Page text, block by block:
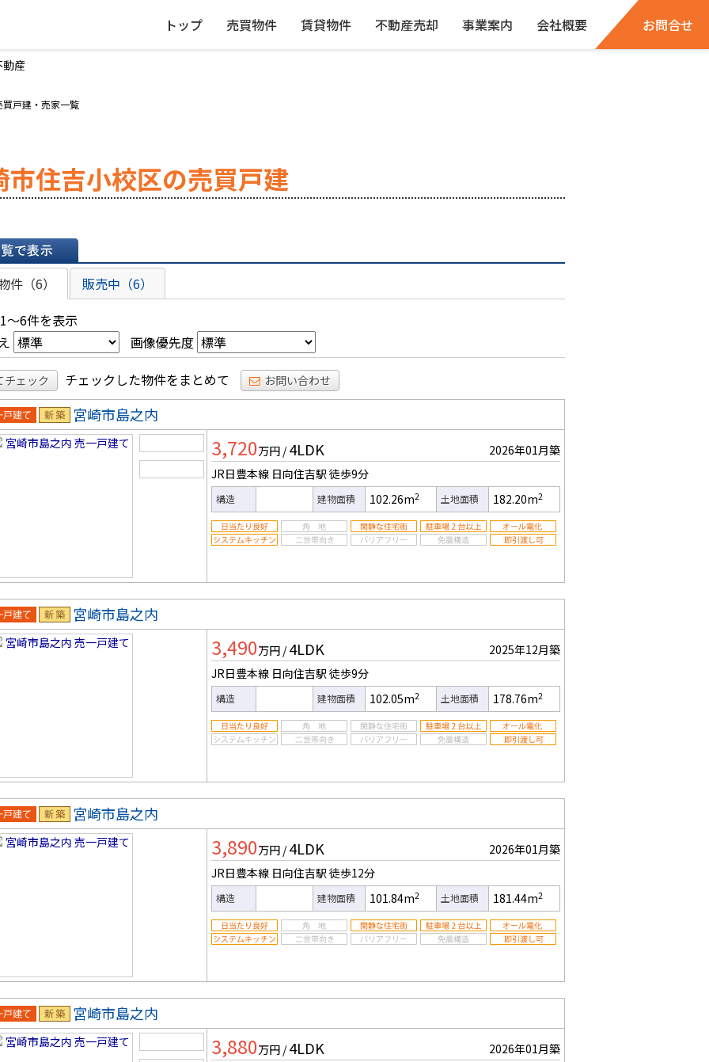
トップ 売買物件 賃貸物件 不動産売却 事業案内 会社概要 お問合せ
動産
戸建・売家一覧
市住吉小校区の売買戸建
示
件（6）
販売中（6）
～6件を表示
画像優先度
チェック チェックした物件をまとめて お問い合わせ
戸建 新築
宮崎市島之内
3,720万円 / 4LDK
2026年01月築
JR日豊本線 日向住吉駅 徒歩9分
構造 建物面積 102.26m2 土地面積 182.20m2
戸建 新築
宮崎市島之内
3,490万円 / 4LDK
2025年12月築
JR日豊本線 日向住吉駅 徒歩9分
構造 建物面積 102.05m2 土地面積 178.76m2
戸建 新築
宮崎市島之内
3,890万円 / 4LDK
2026年01月築
JR日豊本線 日向住吉駅 徒歩12分
構造 建物面積 101.84m2 土地面積 181.44m2
戸建 新築
宮崎市島之内
3,880万円 / 4LDK
2026年01月築